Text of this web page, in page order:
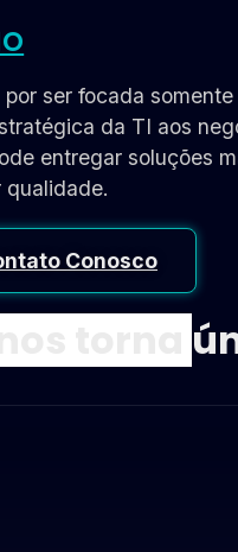
ser focada somente
da TI aos
entregar soluções
qualidade.
Conosco